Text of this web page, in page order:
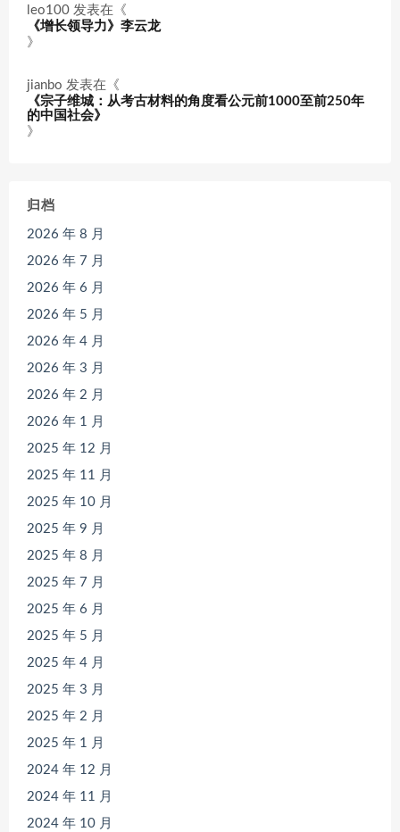
leo100 发表在《
《增长领导力》李云龙
》
jianbo 发表在《
《宗子维城：从考古材料的角度看公元前1000至前250年
的中国社会》
》
归档
2026 年 8 月
2026 年 7 月
2026 年 6 月
2026 年 5 月
2026 年 4 月
2026 年 3 月
2026 年 2 月
2026 年 1 月
2025 年 12 月
2025 年 11 月
2025 年 10 月
2025 年 9 月
2025 年 8 月
2025 年 7 月
2025 年 6 月
2025 年 5 月
2025 年 4 月
2025 年 3 月
2025 年 2 月
2025 年 1 月
2024 年 12 月
2024 年 11 月
2024 年 10 月